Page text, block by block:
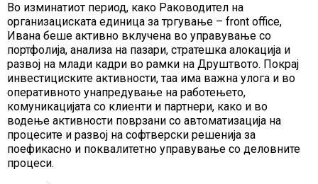
Во изминатиот период, како Раководител на
организациската единица за тргување – front office,
Ивана беше активно вклучена во управување со
портфолија, анализа на пазари, стратешка алокација и
развој на млади кадри во рамки на Друштвото. Покрај
инвестициските активности, таа има важна улога и во
оперативното унапредување на работењето,
комуникацијата со клиенти и партнери, како и во
водење активности поврзани со автоматизација на
процесите и развој на софтверски решенија за
поефикасно и поквалитетно управување со деловните
процеси.